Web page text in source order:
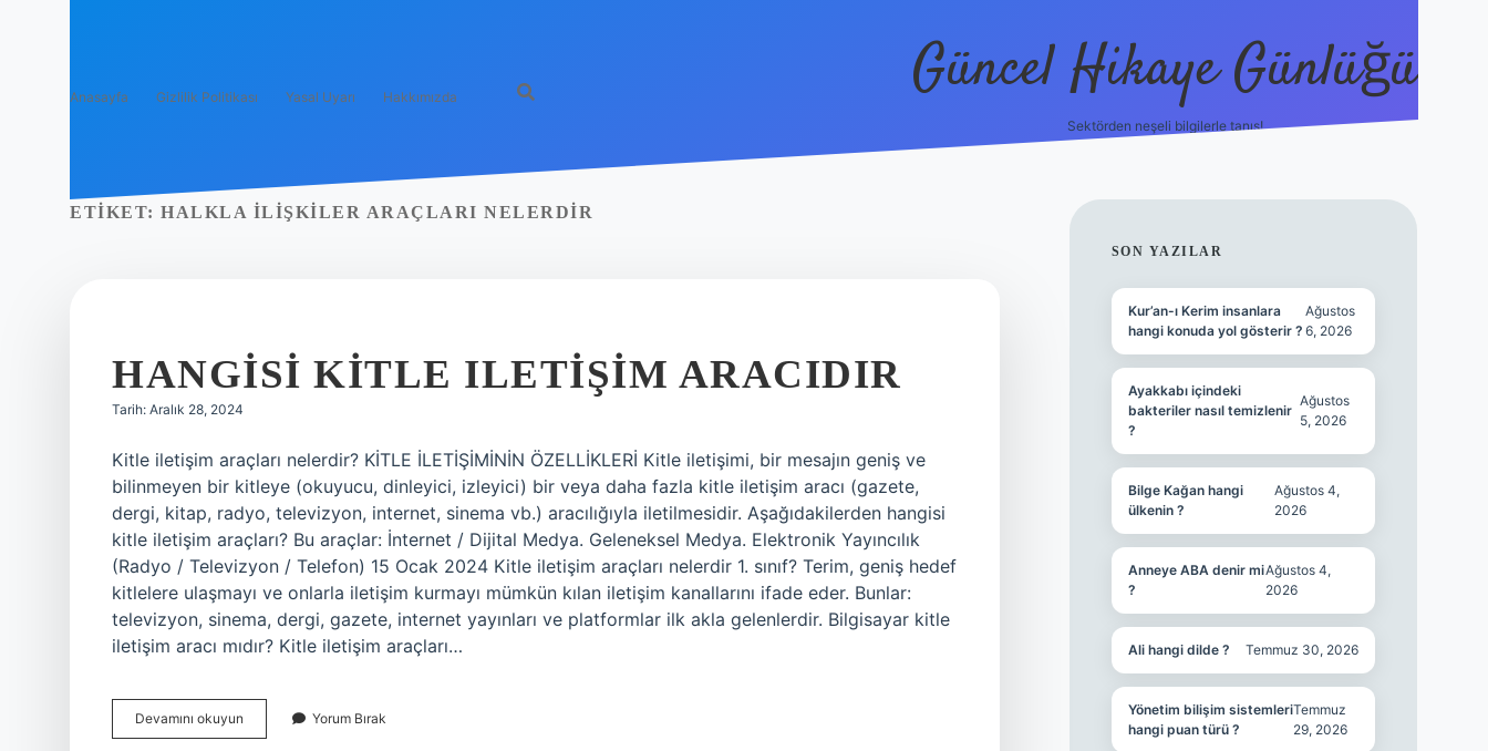
Anasayfa Gizlilik Politikası Yasal Uyarı Hakkımızda Güncel Hikaye Günlüğü
Sektörden neşeli bilgilerle tanış!
ETIKET: HALKLA ILIŞKILER ARAÇLARI NELERDIR
HANGISI KITLE ILETIŞIM ARACIDIR
Tarih: Aralık 28, 2024
Kitle iletişim araçları nelerdir? KİTLE İLETİŞİMİNİN ÖZELLİKLERİ Kitle iletişimi, bir mesajın geniş ve
bilinmeyen bir kitleye (okuyucu, dinleyici, izleyici) bir veya daha fazla kitle iletişim aracı (gazete,
dergi, kitap, radyo, televizyon, internet, sinema vb.) aracılığıyla iletilmesidir. Aşağıdakilerden hangisi
kitle iletişim araçları? Bu araçlar: İnternet / Dijital Medya. Geleneksel Medya. Elektronik Yayıncılık
(Radyo / Televizyon / Telefon) 15 Ocak 2024 Kitle iletişim araçları nelerdir 1. sınıf? Terim, geniş hedef
kitlelere ulaşmayı ve onlarla iletişim kurmayı mümkün kılan iletişim kanallarını ifade eder. Bunlar:
televizyon, sinema, dergi, gazete, internet yayınları ve platformlar ilk akla gelenlerdir. Bilgisayar kitle
iletişim aracı mıdır? Kitle iletişim araçları…
Devamını okuyun
Kitle
Yorum Bırak
SIDEBAR
SON YAZILAR
Kur’an-ı Kerim insanlara
hangi konuda yol gösterir ?
Ağustos
6, 2026
Ayakkabı içindeki
bakteriler nasıl temizlenir
?
Ağustos
5, 2026
Bilge Kağan hangi
ülkenin ?
Ağustos 4,
2026
Anneye ABA denir mi
?
Ağustos 4,
2026
Ali hangi dilde ? Temmuz 30, 2026
Yönetim bilişim sistemleri
hangi puan türü ?
Temmuz
29, 2026